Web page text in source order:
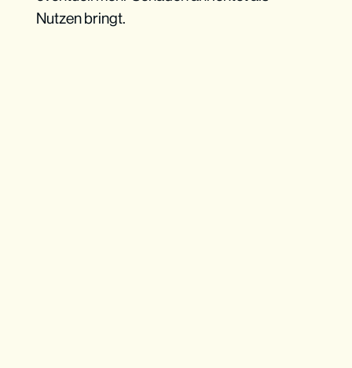
Nutzen bringt.